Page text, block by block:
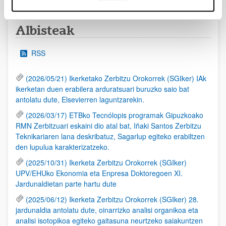
Albisteak
RSS
(2026/05/21) Ikerketako Zerbitzu Orokorrek (SGIker) IAk
ikerketan duen erabilera arduratsuari buruzko saio bat
antolatu dute, Elsevierren laguntzarekin.
(2026/03/17) ETBko Tecnólopis programak Gipuzkoako
RMN Zerbitzuari eskaini dio atal bat, Iñaki Santos Zerbitzu
Teknikariaren lana deskribatuz, Sagarlup egiteko erabiltzen
den lupulua karakterizatzeko.
(2025/10/31) Ikerketa Zerbitzu Orokorrek (SGIker)
UPV/EHUko Ekonomia eta Enpresa Doktoregoen XI.
Jardunaldietan parte hartu dute
(2025/06/12) Ikerketa Zerbitzu Orokorrek (SGIker) 28.
jardunaldia antolatu dute, oinarrizko analisi organikoa eta
analisi isotopikoa egiteko gaitasuna neurtzeko saiakuntzen